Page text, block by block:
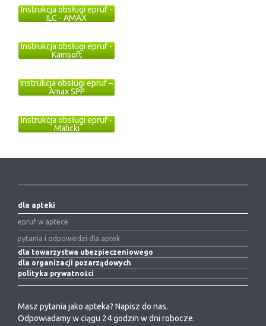
Instrukcja obsługi epruf -
ILC - AMAX
Instrukcja obsługi epruf -
Kamsoft
Instrukcja obsługi epruf –
Amax SPP
Instrukcja obsługi epruf -
Malicki
dla apteki
epruf w aptece
pytania i odpowiedzi dla aptek
dla towarzystwa ubezpieczeniowego
dla organizacji pozarządowych
polityka prywatności
Masz pytania jako apteka? Napisz do nas.
Odpowiadamy w ciągu 24 godzin w dni robocze.